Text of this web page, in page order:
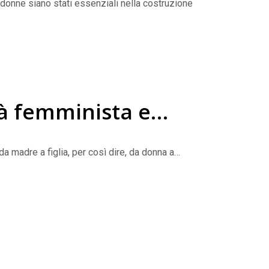
siano stati essenziali nella costruzione
femminista e
madre a figlia, per così dire, da donna a
parlare di mia figlia, le bambine di oggi